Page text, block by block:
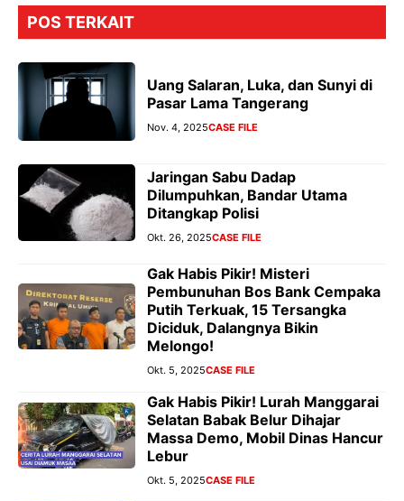
POS TERKAIT
Uang Salaran, Luka, dan Sunyi di
Pasar Lama Tangerang
Nov. 4, 2025CASE FILE
Jaringan Sabu Dadap
Dilumpuhkan, Bandar Utama
Ditangkap Polisi
Okt. 26, 2025CASE FILE
Gak Habis Pikir! Misteri
Pembunuhan Bos Bank Cempaka
Putih Terkuak, 15 Tersangka
Diciduk, Dalangnya Bikin
Melongo!
Okt. 5, 2025CASE FILE
Gak Habis Pikir! Lurah Manggarai
Selatan Babak Belur Dihajar
Massa Demo, Mobil Dinas Hancur
Lebur
Okt. 5, 2025CASE FILE